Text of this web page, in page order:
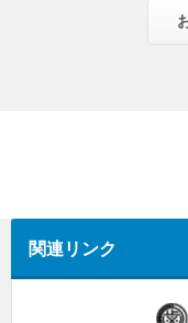
関連リンク